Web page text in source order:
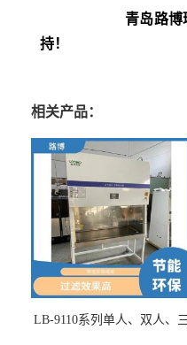
青岛路博
持！
相关产品：
LB-9110系列单人、双人、